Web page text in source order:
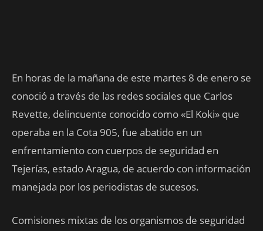
En horas de la mañana de este martes 8 de enero se
conoció a través de las redes sociales que Carlos
Revette, delincuente conocido como «El Koki» que
operaba en la Cota 905, fue abatido en un
enfrentamiento con cuerpos de seguridad en
Tejerías, estado Aragua, de acuerdo con información
manejada por los periodistas de sucesos.
Comisiones mixtas de los organismos de seguridad